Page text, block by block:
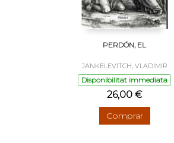
PERDÓN, EL
JANKELEVITCH, VLADIMIR
Disponibilitat immediata
26,00 €
Comprar